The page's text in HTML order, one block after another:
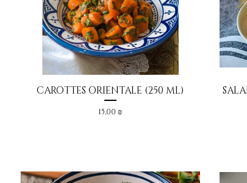
Aperçu rapide
CAROTTES ORIENTALE (250 ML)
Prix
15,00 ₪